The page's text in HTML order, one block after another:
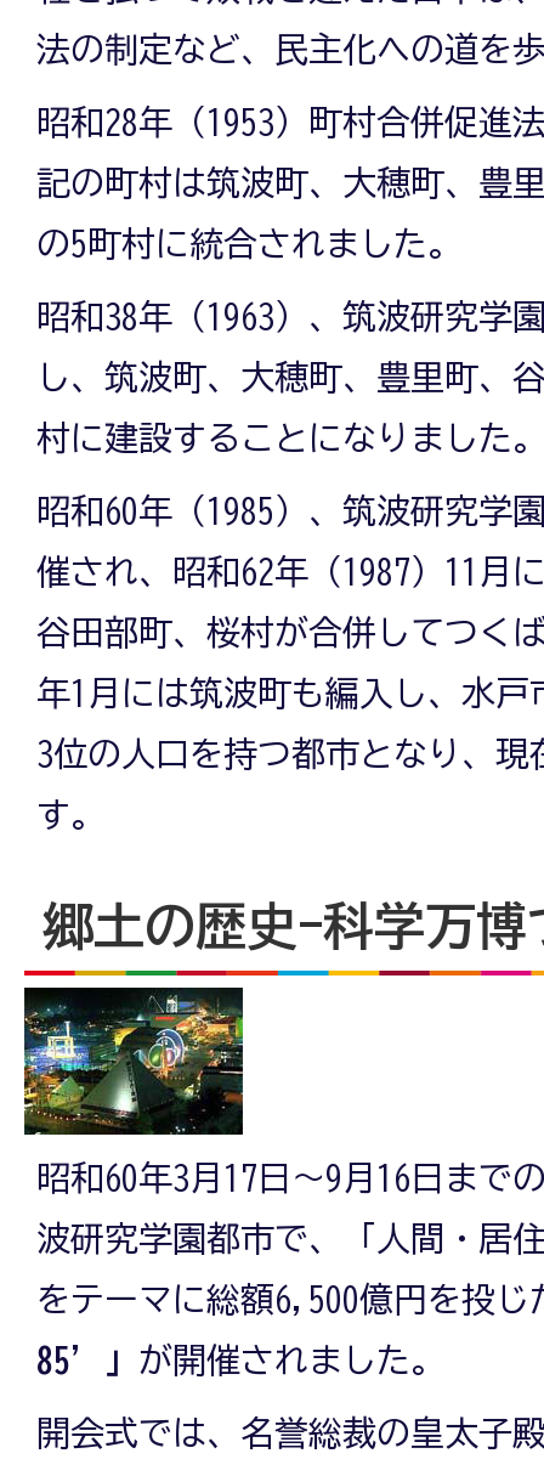
法の制定など、民主化への道を
昭和28年（1953）町村合併促進
記の町村は筑波町、大穂町、豊
の5町村に統合されました。
昭和38年（1963）、筑波研究学
し、筑波町、大穂町、豊里町、
村に建設することになりました
昭和60年（1985）、筑波研究学
催され、昭和62年（1987）11月
谷田部町、桜村が合併してつく
年1月には筑波町も編入し、水
3位の人口を持つ都市となり、
す。
郷土の歴史-科学万
昭和60年3月17日～9月16日まで
波研究学園都市で、「人間・居
をテーマに総額6,500億円を投じ
85’」 が開催されました。
開会式では、名誉総裁の皇太子